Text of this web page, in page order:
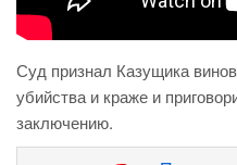
Суд признал Казущика
убийства и краже и
заключению.